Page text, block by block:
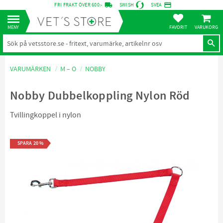
Meny
FRI FRAKT ÖVER 600:- local_shipping SWISH SVEA credit_card
FAVORITER
VARUMÄRKEN M – O NOBBY
Nobby Dubbelkoppling Nylon Röd
Tvillingkoppel i nylon
SPARA 20%